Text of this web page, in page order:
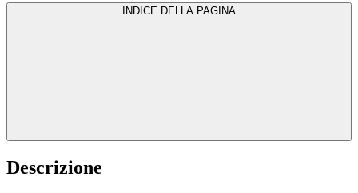
INDICE DELLA PAGINA
Descrizione